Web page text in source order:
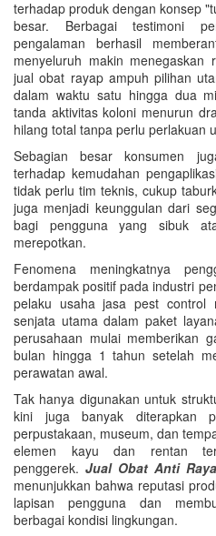
terhadap produk dengan konsep
besar. Berbagai testimoni
pengalaman berhasil
menyeluruh makin menegaskan
jual obat rayap ampuh pilihan
dalam waktu satu hingga dua
tanda aktivitas koloni menurun
hilang total tanpa perlu perlakuan
Sebagian besar konsumen
terhadap kemudahan
tidak perlu tim teknis, cukup
juga menjadi keunggulan dari
bagi pengguna yang sibuk
merepotkan.
Fenomena meningkatnya
berdampak positif pada industri
pelaku usaha jasa pest control
senjata utama dalam paket
perusahaan mulai memberikan
bulan hingga 1 tahun setelah
perawatan awal.
Tak hanya digunakan untuk
kini juga banyak diterapkan
perpustakaan, museum, dan
elemen kayu dan rentan
penggerek. Jual Obat Anti
menunjukkan bahwa reputasi
lapisan pengguna dan
berbagai kondisi lingkungan.